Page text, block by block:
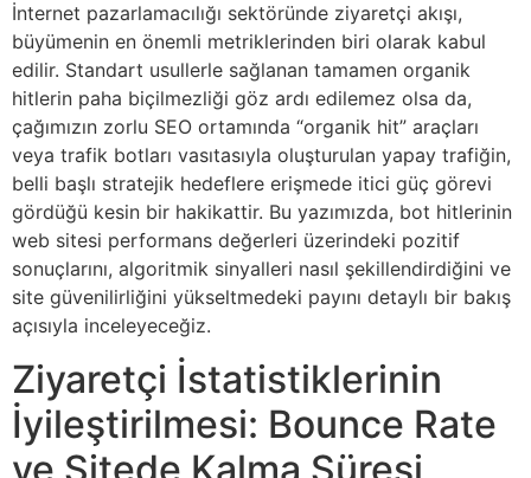
İnternet pazarlamacılığı sektöründe ziyaretçi akışı,
büyümenin en önemli metriklerinden biri olarak kabul
edilir. Standart usullerle sağlanan tamamen organik
hitlerin paha biçilmezliği göz ardı edilemez olsa da,
çağımızın zorlu SEO ortamında “organik hit” araçları
veya trafik botları vasıtasıyla oluşturulan yapay trafiğin,
belli başlı stratejik hedeflere erişmede itici güç görevi
gördüğü kesin bir hakikattir. Bu yazımızda, bot hitlerinin
web sitesi performans değerleri üzerindeki pozitif
sonuçlarını, algoritmik sinyalleri nasıl şekillendirdiğini ve
site güvenilirliğini yükseltmedeki payını detaylı bir bakış
açısıyla inceleyeceğiz.
Ziyaretçi İstatistiklerinin
İyileştirilmesi: Bounce Rate